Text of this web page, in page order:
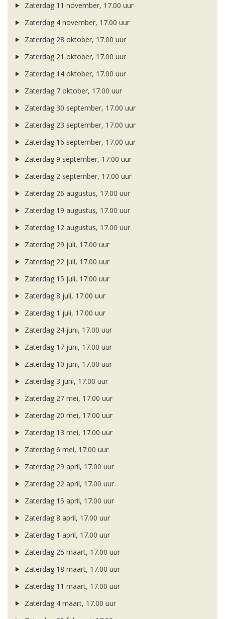
Zaterdag 11 november, 17.00 uur
Zaterdag 4 november, 17.00 uur
Zaterdag 28 oktober, 17.00 uur
Zaterdag 21 oktober, 17.00 uur
Zaterdag 14 oktober, 17.00 uur
Zaterdag 7 oktober, 17.00 uur
Zaterdag 30 september, 17.00 uur
Zaterdag 23 september, 17.00 uur
Zaterdag 16 september, 17.00 uur
Zaterdag 9 september, 17.00 uur
Zaterdag 2 september, 17.00 uur
Zaterdag 26 augustus, 17.00 uur
Zaterdag 19 augustus, 17.00 uur
Zaterdag 12 augustus, 17.00 uur
Zaterdag 29 juli, 17.00 uur
Zaterdag 22 juli, 17.00 uur
Zaterdag 15 juli, 17.00 uur
Zaterdag 8 juli, 17.00 uur
Zaterdag 1 juli, 17.00 uur
Zaterdag 24 juni, 17.00 uur
Zaterdag 17 juni, 17.00 uur
Zaterdag 10 juni, 17.00 uur
Zaterdag 3 juni, 17.00 uur
Zaterdag 27 mei, 17.00 uur
Zaterdag 20 mei, 17.00 uur
Zaterdag 13 mei, 17.00 uur
Zaterdag 6 mei, 17.00 uur
Zaterdag 29 april, 17.00 uur
Zaterdag 22 april, 17.00 uur
Zaterdag 15 april, 17.00 uur
Zaterdag 8 april, 17.00 uur
Zaterdag 1 april, 17.00 uur
Zaterdag 25 maart, 17.00 uur
Zaterdag 18 maart, 17.00 uur
Zaterdag 11 maart, 17.00 uur
Zaterdag 4 maart, 17.00 uur